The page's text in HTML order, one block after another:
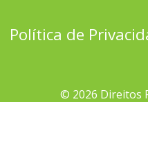
Política de
© 2026 Direitos